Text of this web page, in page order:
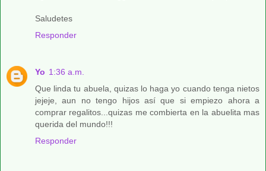
Saludetes
Responder
Yo 1:36 a.m.
Que linda tu abuela, quizas lo haga yo cuando tenga nietos
jejeje, aun no tengo hijos así que si empiezo ahora a
comprar regalitos...quizas me combierta en la abuelita mas
querida del mundo!!!
Responder